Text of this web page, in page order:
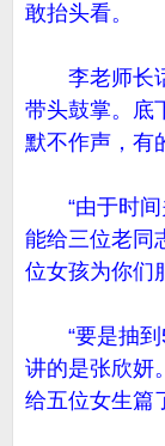
敢抬头看。
李老师长话
带头鼓掌。底
默不作声，有
“由于时间
能给三位老同
位女孩为你们
“要是抽到5
讲的是张欣妍
给五位女生篇